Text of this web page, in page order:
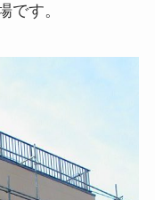
です。